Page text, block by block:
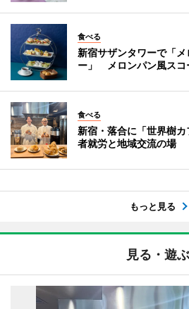
食べる
新宿サザンタワーで「
ー」 メロンパン風スコ
食べる
新宿・落合に「世界樹
者就労と地域交流の場
もっと見る
見る・遊ぶ